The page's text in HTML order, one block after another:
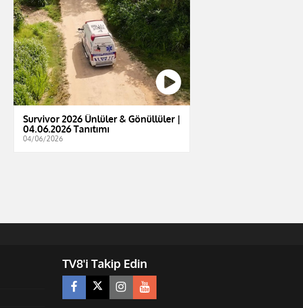
Survivor 2026 Ünlüler & Gönüllüler |
04.06.2026 Tanıtımı
04/06/2026
TV8'i Takip Edin